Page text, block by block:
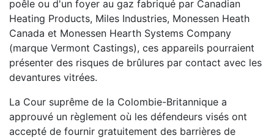
poêle ou d'un foyer au gaz fabriqué par Canadian
Heating Products, Miles Industries, Monessen Heath
Canada et Monessen Hearth Systems Company
(marque Vermont Castings), ces appareils pourraient
présenter des risques de brûlures par contact avec les
devantures vitrées.
La Cour suprême de la Colombie-Britannique a
approuvé un règlement où les défendeurs visés ont
accepté de fournir gratuitement des barrières de